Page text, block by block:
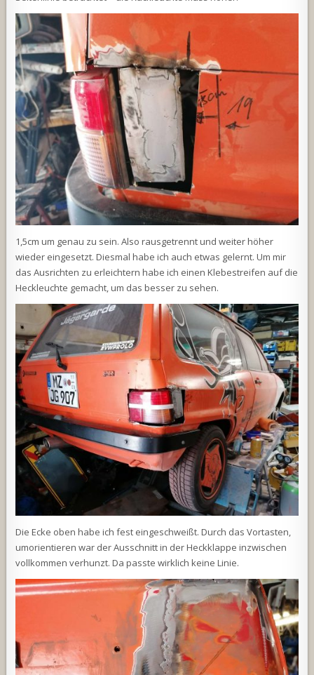
1,5cm um genau zu sein. Also rausgetrennt und weiter höher
wieder eingesetzt. Diesmal habe ich auch etwas gelernt. Um mir
das Ausrichten zu erleichtern habe ich einen Klebestreifen auf die
Heckleuchte gemacht, um das besser zu sehen.
Die Ecke oben habe ich fest eingeschweißt. Durch das Vortasten,
umorientieren war der Ausschnitt in der Heckklappe inzwischen
vollkommen verhunzt. Da passte wirklich keine Linie.